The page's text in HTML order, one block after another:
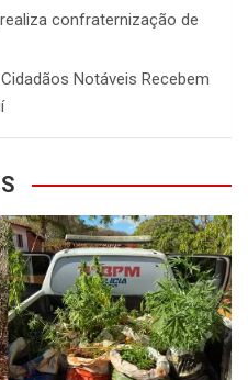
confraternização de
Cidadãos Notáveis Recebem